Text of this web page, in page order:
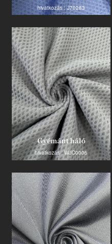
Ipari innovátor
hivatkozás : J70283
Gyémánt háló
hivatkozás : WJC0006